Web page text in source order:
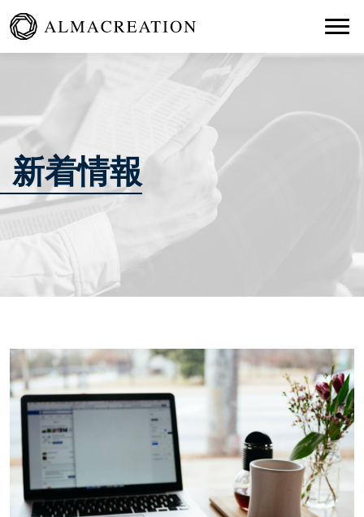
新着情報